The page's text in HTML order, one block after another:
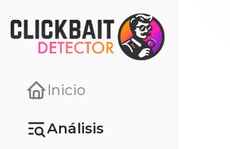
Inicio
Análisis